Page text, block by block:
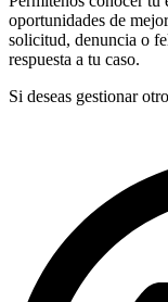
oportunidades de
solicitud, denuncia o
respuesta a tu caso.
Si deseas gestionar